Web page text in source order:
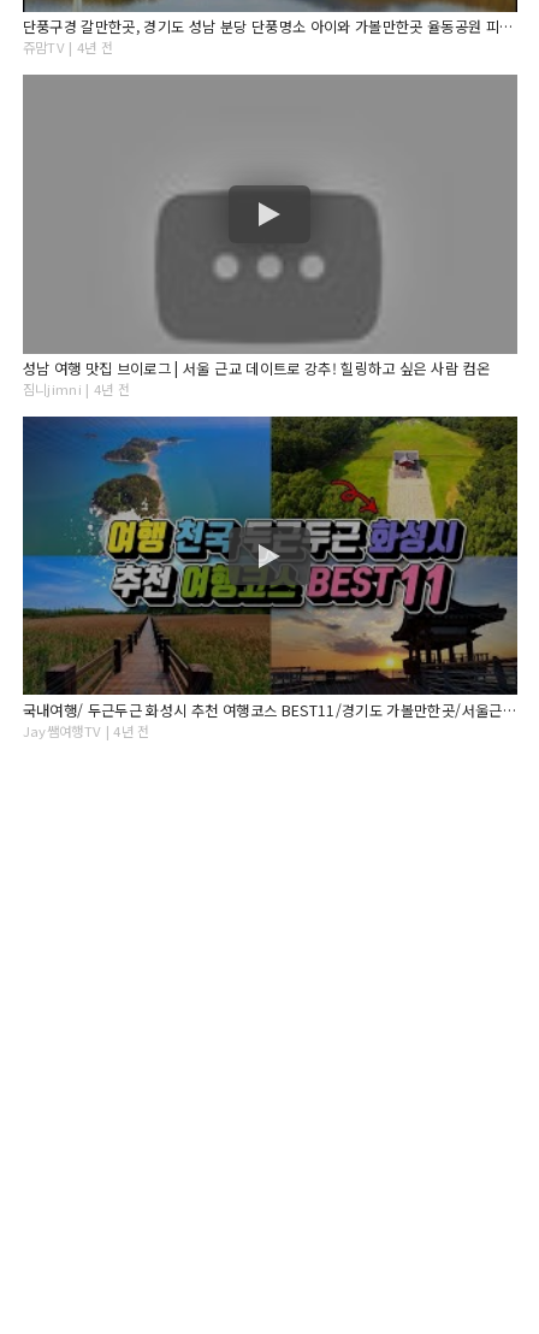
단풍구경 갈만한곳, 경기도 성남 분당 단풍명소 아이와 가볼만한곳 율동공원 피크닉
쥬맘TV | 4년 전
성남 여행 맛집 브이로그 | 서울 근교 데이트로 강추! 힐링하고 싶은 사람 컴온
짐니jimni | 4년 전
국내여행/ 두근두근 화성시 추천 여행코스 BEST11/경기도 가볼만한곳/서울근교 가볼만한곳/ 8월추천여행지 /9월추천여행지/당일치기 국내여행
Jay쌤여행TV | 4년 전